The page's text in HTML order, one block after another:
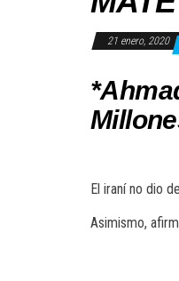
21 enero, 2020
El iraní no dio
Asimismo,